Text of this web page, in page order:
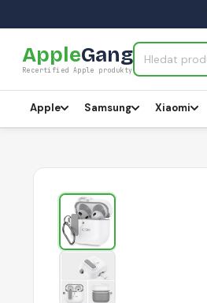
AppleGang
Recertified Apple produkty
Apple Samsung Xiaomi